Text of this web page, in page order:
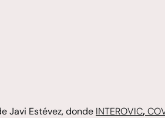
Javi Estévez, donde INTEROVIC,